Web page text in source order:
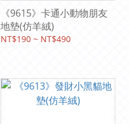
《9615》卡通小動物朋友
地墊(仿羊絨)
NT$190 ~ NT$490